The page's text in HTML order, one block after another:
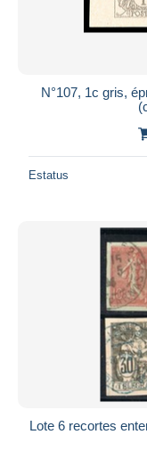
N°107, 1c gris,
Estatus
Lote 6 recortes